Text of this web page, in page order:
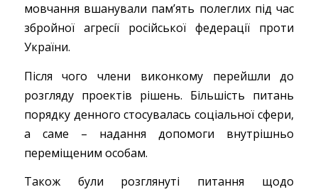
мовчання вшанували пам’ять полеглих під час
збройної агресії російської федерації проти
України.
Після чого члени виконкому перейшли до
розгляду проектів рішень. Більшість питань
порядку денного стосувалась соціальної сфери,
а саме – надання допомоги внутрішньо
переміщеним особам.
Також були розглянуті питання щодо